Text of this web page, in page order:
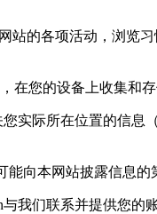
的各项活动，浏览
您的设备上收集和存
际所在位置的信息
向本网站披露信息的
与我们联系并提供您的